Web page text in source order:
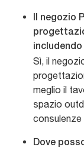
Il negozio
Sì, il
meglio il
spazio
consulenze
Dove